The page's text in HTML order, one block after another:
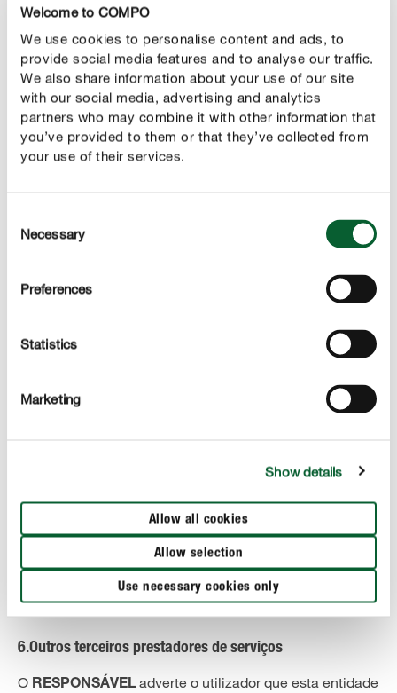
Welcome to COMPO
We use cookies to personalise content and ads, to
provide social media features and to analyse our traffic.
We also share information about your use of our site
with our social media, advertising and analytics
partners who may combine it with other information that
you’ve provided to them or that they’ve collected from
your use of their services.
Selection
Necessary
Preferences
Statistics
Marketing
Show details
Allow all cookies
Allow selection
Use necessary cookies only
comunicação nem autorização do utilizador – quaisquer
conteúdos publicados pelo utilizador quando este
infringir ou violar a legislação em vigor, as normas
estabelecidas na presente política e as Normas da
Plataforma.
o RESPONSÁVEL tenha previsto a realização de cessões
ou comunicações de dados
conteúdos que publicar na página oficial do
pelos restantes utilizadores da página oficial e da
informação e conteúdos publicados pelo utilizador na
página oficial do RESPONSÁVEL
nesta rede social será
ORESPONSÁVELapenas tem prevista a realização de
cessões ou comunicações de dados que, devido à
normativa em vigor, deva fazer a juízes, tribunais,
administrações públicas e autoridades competentes de
caráter administrativo.
6.Outros terceiros prestadores de serviços
O RESPONSÁVELadverte o utilizador que esta entidade